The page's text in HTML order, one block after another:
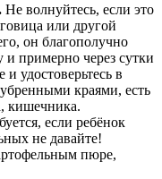
Не волнуйтесь, если это
или другой
он благополучно
примерно через сутки
удостоверьтесь в
краями, есть
кишечника.
если ребёнок
не давайте!
пюре,